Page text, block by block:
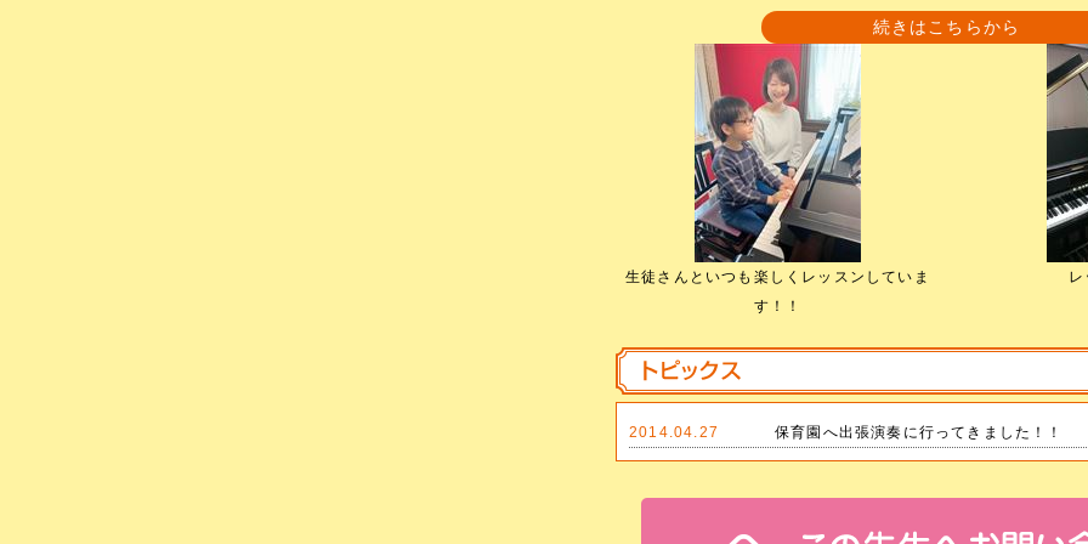
続きはこちらから
生徒さんといつも楽しくレッスンしていま
す！！
2014.04.27 保育園へ出張演奏に行ってきました！！